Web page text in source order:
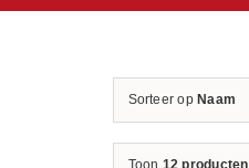
Sorteer opNaam
Toon 12 producten